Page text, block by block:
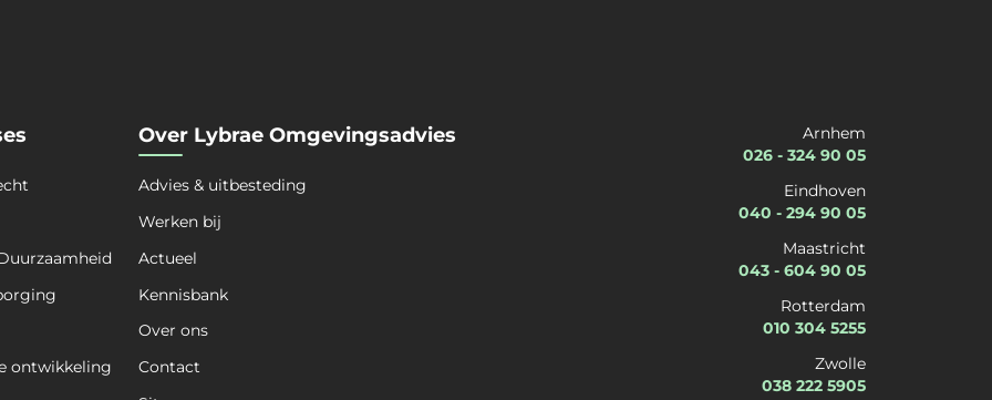
ontwikkeling
Over Lybrae Omgevingsadvies
Advies & uitbesteding
Werken bij
Actueel
Kennisbank
Over ons
Contact
Arnhem
026 - 324 90 05
Eindhoven
040 - 294 90 05
Maastricht
043 - 604 90 05
Rotterdam
010 304 5255
Zwolle
038 222 5905
Kies een expertise
Telefoon*